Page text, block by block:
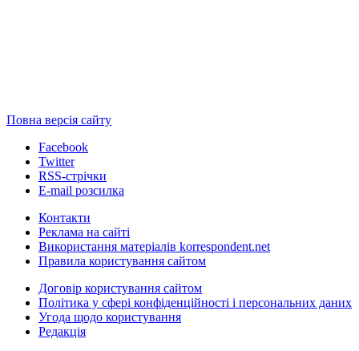
Повна версія сайту
Facebook
Twitter
RSS-стрічки
E-mail розсилка
Контакти
Реклама на сайті
Використання матеріалів korrespondent.net
Правила користування сайтом
Договір користування сайтом
Політика у сфері конфіденційності і персональних даних
Угода щодо користування
Редакція